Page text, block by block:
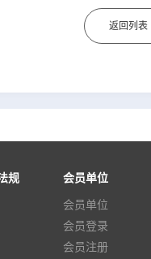
返回列表
规
会员单位
会员单位
会员登录
会员注册